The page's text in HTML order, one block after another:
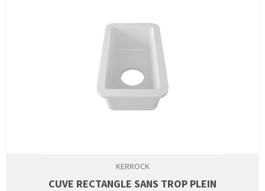
KERROCK
CUVE RECTANGLE SANS TROP PLEIN